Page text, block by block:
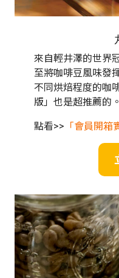
來自輕井澤的世界
至將咖啡豆風味發
不同烘焙程度的咖
版」也是超推薦的。
點看>> 「會員開箱